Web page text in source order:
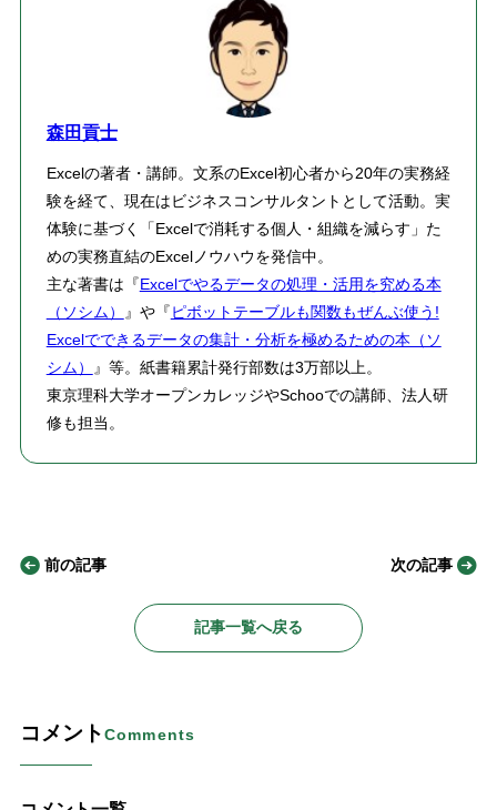
森田貢士
Excelの著者・講師。文系のExcel初心者から20年の実務経
験を経て、現在はビジネスコンサルタントとして活動。実
体験に基づく「Excelで消耗する個人・組織を減らす」た
めの実務直結のExcelノウハウを発信中。
主な著書は『Excelでやるデータの処理・活用を究める本
（ソシム）
』や『ピボットテーブルも関数もぜんぶ使う!
Excelでできるデータの集計・分析を極めるための本（ソ
シム）
』等。紙書籍累計発行部数は3万部以上。
東京理科大学オープンカレッジやSchooでの講師、法人研
修も担当。
前の記事
記事一覧へ戻る
次の記事
コメントComments